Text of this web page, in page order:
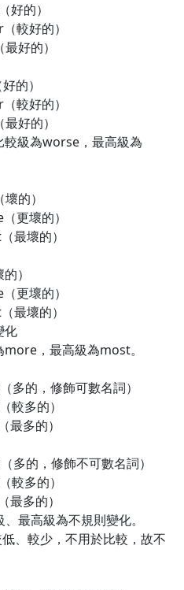
的）
較好的）
好的）
的）
較好的）
好的）
較級為worse，最高級為
的）
更壞的）
最壞的）
）
更壞的）
最壞的）
化
，最高級為most。
多的，修飾可數名詞）
較多的）
最多的）
多的，修飾不可數名詞）
較多的）
最多的）
最高級為不規則變化。
、較少，不用於比較，故不